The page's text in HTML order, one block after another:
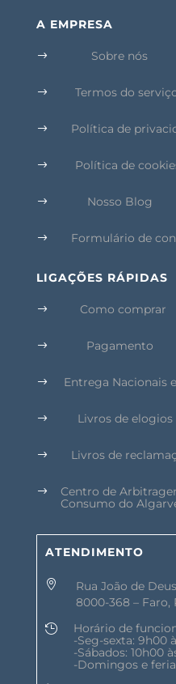
A EMPRESA
$ Sobre nós
$ Termos do
$ Política de
$ Política de
$ Nosso Blog
$ Formulário de
LIGAÇÕES RÁPIDAS
$ Como comprar
$ Pagamento
$ Entrega Nacionais
$ Livros de elogios
$ Livros de
$
Centro de
Consumo do
ATENDIMENTO

Rua João de
8000-368 – Faro,

Horário de
-Seg-sexta: 9h00
-Sábados: 10h00
-Domingos e